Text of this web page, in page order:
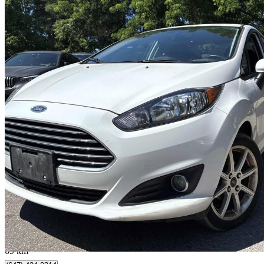
2014 Ford Fiesta
ST 72 016 km
6 499 $ Affaire
114 $/mois env.
Toronto, ON
69 km